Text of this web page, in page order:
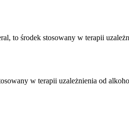
to środek stosowany w terapii
w terapii uzależnienia od